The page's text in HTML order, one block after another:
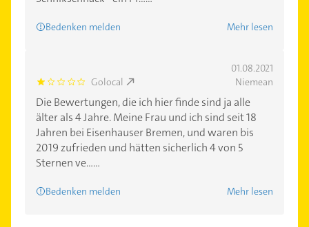
Bedenken melden Mehr lesen
01.08.2021
1.0 Golocal Niemean
Die Bewertungen, die ich hier finde sind ja alle
älter als 4 Jahre. Meine Frau und ich sind seit 18
Jahren bei Eisenhauser Bremen, und waren bis
2019 zufrieden und hätten sicherlich 4 von 5
Sternen ve......
Bedenken melden Mehr lesen